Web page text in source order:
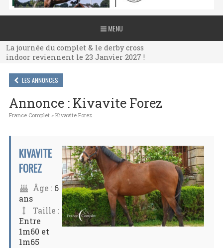
MENU
La journée du complet & le derby cross
indoor reviennent le 23 Janvier 2027 !
La journée du complet & le derby cross
indoor reviennent le 23 Janvier 2027 !
indoor reviennent le 23 Janvier 2027 !
LES ANNONCES
Annonce : Kivavite Forez
France Complet» Kivavite Forez
KIVAVITE
FOREZ
Âge : 6
ans
Taille :
Entre
1m60 et
1m65